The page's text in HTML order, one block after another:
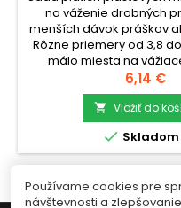
na váženie drobných
menších dávok práškov
Rôzne priemery od 3,8
málo miesta na
umožnia zvoliť misku
materiálu, aby sa obsah
plastových
(priemer
Cena
6,14 €
 Vložiť do
 Skladom
Používame cookies pre
návštevnosti a